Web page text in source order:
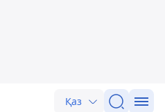
Қаз